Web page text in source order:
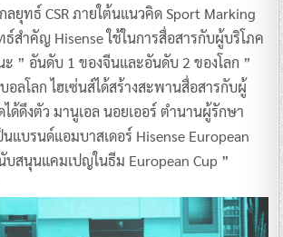
ลยุทธ์ CSR ภายใต้นแนวคิด Sport Marking
สำคัญ Hisense ใช้ในการสื่อสารกับผู้บริโภค
ะ ” อันดับ 1 ของจีนและอันดับ 2 ของโลก ”
ลโลก ไฮเซ่นส์ได้สร้างสะพานสื่อสารกับผู้
ด้ดึงตัว มานูเอล นอยเออร์ ตำนานผู้รักษา
แบรนด์แอมบาสเดอร์ Hisense European
บสนุนแคมเปญในธีม European Cup ”